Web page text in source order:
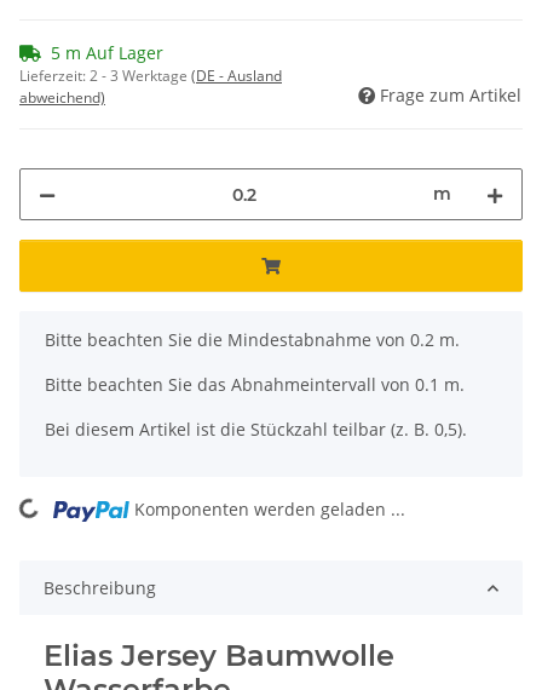
5 m Auf Lager
Lieferzeit:2 - 3 Werktage (DE - Ausland
abweichend)
Frage zum Artikel
m
x
Bitte beachten Sie die Mindestabnahme von 0.2 m.
Bitte beachten Sie das Abnahmeintervall von 0.1 m.
Bei diesem Artikel ist die Stückzahl teilbar (z. B. 0,5).
Komponenten werden geladen ...
Beschreibung
Elias Jersey Baumwolle